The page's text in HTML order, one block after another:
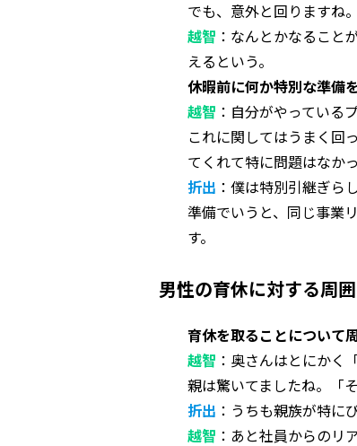
でも、意外と回りますね。
越智 ：なんとかなること
えるという。
休暇前に何か特別な準備
越智 ：自分がやっている
これに関してはうまく回
てくれて特に問題はなか
折出 ：僕は特別引継ぎら
準備でいうと、同じ事業
す。
男性の育休に対する周
育休を取ることについて
越智 ：奥さんはとにかく
親は驚いてましたね。「
折出 ：うちも親族が特に
越智 ：あと社員からのリ